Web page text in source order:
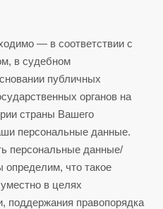
— в соответствии с
в судебном
публичных
органов на
страны Вашего
персональные данные.
персональные данные/
что такое
в целях
поддержания правопорядка